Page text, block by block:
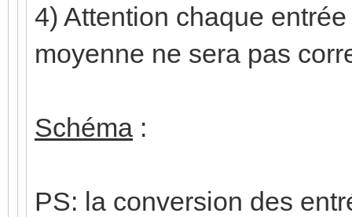
4) Attention chaque
moyenne ne sera pas
Schéma :
PS: la conversion des